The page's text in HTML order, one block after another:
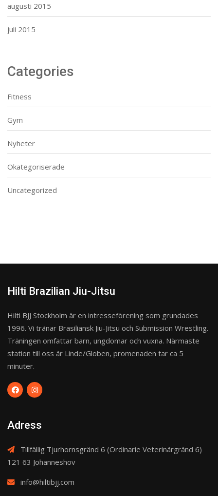
augusti 2015
juli 2015
Categories
Fitness
Gym
Nyheter
Okategoriserade
Uncategorized
Hilti Brazilian Jiu-Jitsu
Hilti BJJ Stockholm är en intresseförening som grundades
1996. Vi tränar Brasiliansk Jiu-Jitsu och Submission Wrestling.
Träningen omfattar barn, ungdomar och vuxna. Närmaste
station till oss är Linde/Globen, promenaden tar ca 5
minuter.
Adress
Tillfällig Tjurhornsgränd 6 (Ordinarie Veterinärgränd 6)
121 63 Johanneshov
info@hiltibjj.com